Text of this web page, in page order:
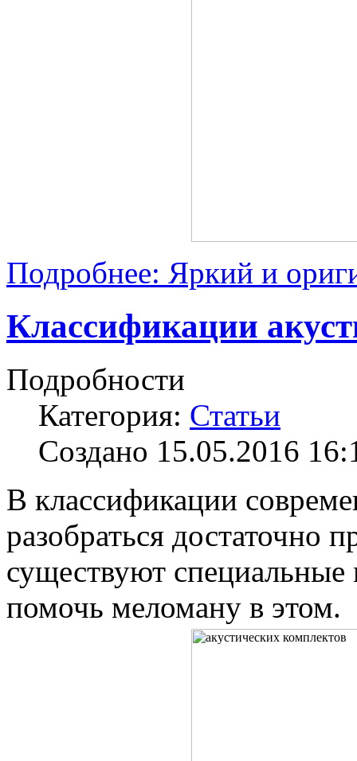
Подробнее: Яркий и
Классификации
Подробности
Категория: Статьи
Создано 15.05.2016
В классификации
разобраться достаточно
существуют
помочь меломану в этом.